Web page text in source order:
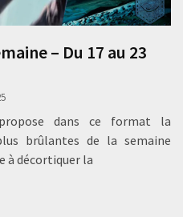
– Du 17 au 23
dans ce format la
brûlantes de la semaine
à décortiquer la